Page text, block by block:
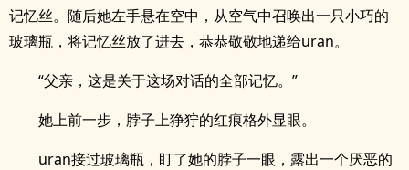
记忆丝。随后她左手悬在空中，从空气中召唤出一只小巧的
玻璃瓶，将记忆丝放了进去，恭恭敬敬地递给uran。
“父亲，这是关于这场对话的全部记忆。”
她上前一步，脖子上狰狞的红痕格外显眼。
uran接过玻璃瓶，盯了她的脖子一眼，露出一个厌恶的